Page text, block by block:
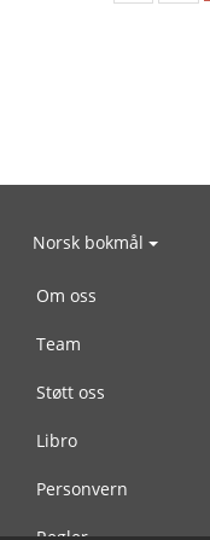
Norsk bokmål
Om oss
Team
Støtt oss
Libro
Personvern